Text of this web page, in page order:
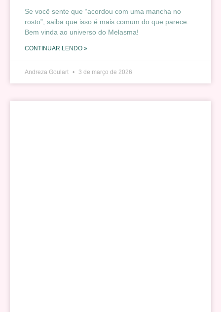
Se você sente que “acordou com uma mancha no
rosto”, saiba que isso é mais comum do que parece.
Bem vinda ao universo do Melasma!
CONTINUAR LENDO »
Andreza Goulart 3 de março de 2026